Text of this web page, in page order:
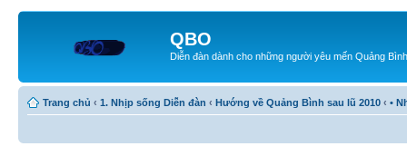
QBO
Diễn đàn dành cho những người yêu mến Quảng Bình
Trang chủ ‹ 1. Nhịp sống Diễn đàn ‹ Hướng về Quảng Bình sau lũ 2010 ‹ •